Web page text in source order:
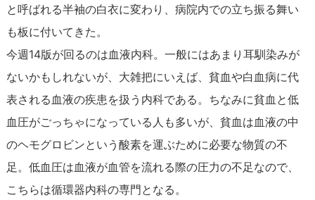
と呼ばれる半袖の白衣に変わり、病院内での立ち振る舞い
も板に付いてきた。
今週14版が回るのは血液内科。一般にはあまり耳馴染みが
ないかもしれないが、大雑把にいえば、貧血や白血病に代
表される血液の疾患を扱う内科である。ちなみに貧血と低
血圧がごっちゃになっている人も多いが、貧血は血液の中
のヘモグロビンという酸素を運ぶために必要な物質の不
足。低血圧は血液が血管を流れる際の圧力の不足なので、
こちらは循環器内科の専門となる。